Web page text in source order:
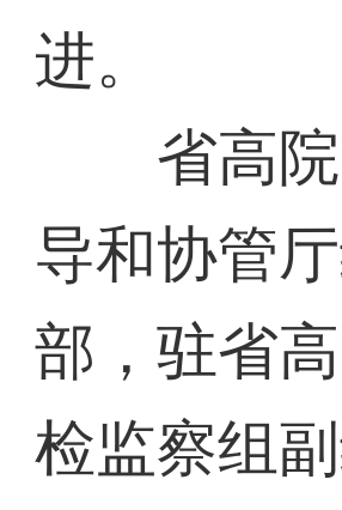
进。
省高院
导和协管
部，驻省
检监察组